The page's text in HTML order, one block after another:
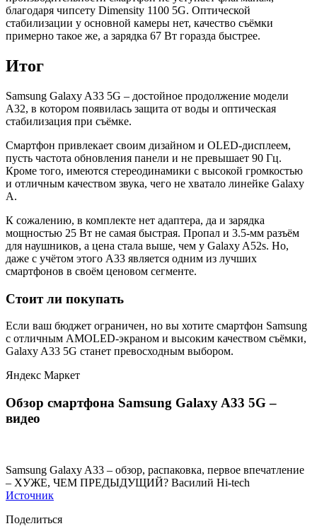
благодаря чипсету Dimensity 1100 5G. Оптической
стабилизации у основной камеры нет, качество съёмки
примерно такое же, а зарядка 67 Вт горазда быстрее.
Итог
Samsung Galaxy A33 5G – достойное продолжение модели
A32, в котором появилась защита от воды и оптическая
стабилизация при съёмке.
Смартфон привлекает своим дизайном и OLED-дисплеем,
пусть частота обновления панели и не превышает 90 Гц.
Кроме того, имеются стереодинамики с высокой громкостью
и отличным качеством звука, чего не хватало линейке Galaxy
A.
К сожалению, в комплекте нет адаптера, да и зарядка
мощностью 25 Вт не самая быстрая. Пропал и 3.5-мм разъём
для наушников, а цена стала выше, чем у Galaxy A52s. Но,
даже с учётом этого A33 является одним из лучших
смартфонов в своём ценовом сегменте.
Стоит ли покупать
Если ваш бюджет ограничен, но вы хотите смартфон Samsung
с отличным AMOLED-экраном и высоким качеством съёмки,
Galaxy A33 5G станет превосходным выбором.
Яндекс Маркет
Обзор смартфона Samsung Galaxy A33 5G –
видео
Samsung Galaxy A33 – обзор, распаковка, первое впечатление
– ХУЖЕ, ЧЕМ ПРЕДЫДУЩИЙ? Василий Hi-tech
Источник
Поделиться